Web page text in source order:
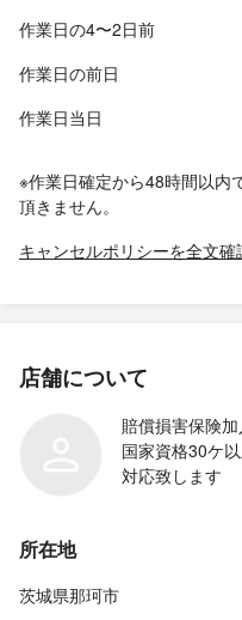
作業日の4〜2日前
作業日の前日
作業日当日
※作業日確定から48時間以内
頂きません。
キャンセルポリシーを全文確
店舗について
賠償損害保険
国家資格30ケ
対応致します
所在地
茨城県那珂市